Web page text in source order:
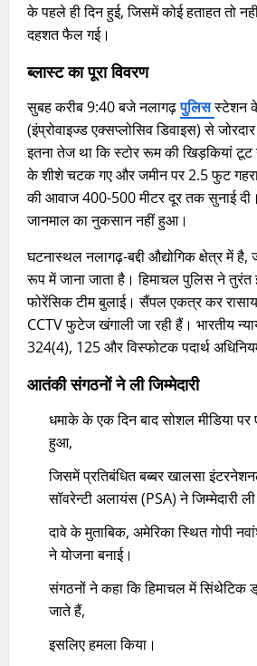
के पहले ही दिन हुई, जिसमें कोई हताहत तो
दहशत फैल गई।​
ब्लास्ट का पूरा विवरण
सुबह करीब 9:40 बजे नलागढ़पुलिसस्टेशन
(इंप्रोवाइज्ड एक्सप्लोसिव डिवाइस) से
इतना तेज था कि स्टोर रूम की खिड़कियां
के शीशे चटक गए और जमीन पर 2.5 फुट
की आवाज 400-500 मीटर दूर तक सुनाई
जानमाल का नुकसान नहीं हुआ।​
घटनास्थल नलागढ़-बद्दी औद्योगिक क्षेत्र में
रूप में जाना जाता है। हिमाचल पुलिस ने
फोरेंसिक टीम बुलाई। सैंपल एकत्र कर
CCTV फुटेज खंगाली जा रही हैं। भारतीय
324(4), 125 और विस्फोटक पदार्थ
आतंकी संगठनों ने ली जिम्मेदारी
धमाके के एक दिन बाद सोशल मीडिया
हुआ,
जिसमें प्रतिबंधित बब्बर खालसा
सॉवरेन्टी अलायंस (PSA) ने जिम्मेदारी
दावे के मुताबिक, अमेरिका स्थित गोपी
ने योजना बनाई।
संगठनों ने कहा कि हिमाचल में सिंथेटिक
जाते हैं,
इसलिए हमला किया।